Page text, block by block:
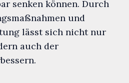
senken können. Durch
und
lässt sich nicht nur
auch der